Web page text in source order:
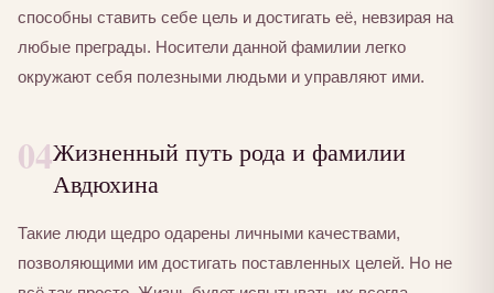
способны ставить себе цель и достигать её, невзирая на
любые преграды. Носители данной фамилии легко
окружают себя полезными людьми и управляют ими.
04Жизненный путь рода и фамилии
Авдюхина
Такие люди щедро одарены личными качествами,
позволяющими им достигать поставленных целей. Но не